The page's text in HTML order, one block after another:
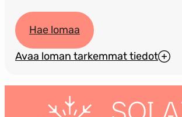
Hae lomaa
Avaa loman tarkemmat tiedot